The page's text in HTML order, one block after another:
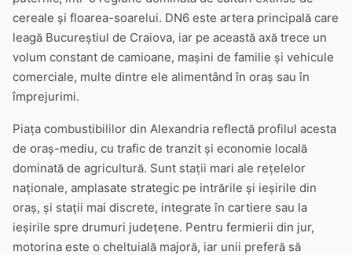
cereale și floarea-soarelui. DN6 este artera principală care
leagă Bucureștiul de Craiova, iar pe această axă trece un
volum constant de camioane, mașini de familie și vehicule
comerciale, multe dintre ele alimentând în oraș sau în
împrejurimi.
Piața combustibililor din Alexandria reflectă profilul acesta
de oraș-mediu, cu trafic de tranzit și economie locală
dominată de agricultură. Sunt stații mari ale rețelelor
naționale, amplasate strategic pe intrările și ieșirile din
oraș, și stații mai discrete, integrate în cartiere sau la
ieșirile spre drumuri județene. Pentru fermierii din jur,
motorina este o cheltuială majoră, iar unii preferă să